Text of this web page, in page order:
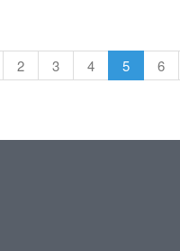
2 3 4 5 6